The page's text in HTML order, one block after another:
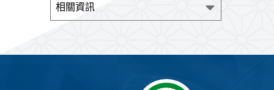
相關資訊